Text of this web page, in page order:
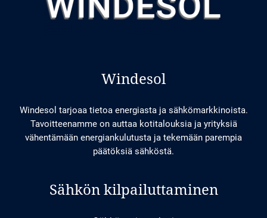
Windesol
Windesol tarjoaa tietoa energiasta ja sähkömarkkinoista.
Tavoitteenamme on auttaa kotitalouksia ja yrityksiä
vähentämään energiankulutusta ja tekemään parempia
päätöksiä sähköstä.
Sähkön kilpailuttaminen